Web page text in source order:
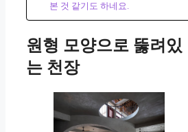
본 것 같기도 하네요.
원형 모양으로 뚫려있
는 천장